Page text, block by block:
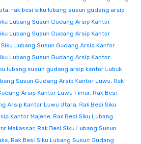
, rak besi siku lubang susun gudang arsip
Lubang Susun Gudang Arsip Kantor
Lubang Susun Gudang Arsip Kantor
Siku Lubang Susun Gudang Arsip Kantor
Lubang Susun Gudang Arsip Kantor
lubang susun gudang arsip kantor Lubuk
Susun Gudang Arsip Kantor Luwu, Rak
Arsip Kantor Luwu Timur, Rak Besi
Arsip Kantor Luwu Utara, Rak Besi Siku
Kantor Majene, Rak Besi Siku Lubang
Makassar, Rak Besi Siku Lubang Susun
, Rak Besi Siku Lubang Susun Gudang